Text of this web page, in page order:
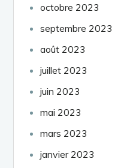
octobre 2023
septembre 2023
août 2023
juillet 2023
juin 2023
mai 2023
mars 2023
janvier 2023